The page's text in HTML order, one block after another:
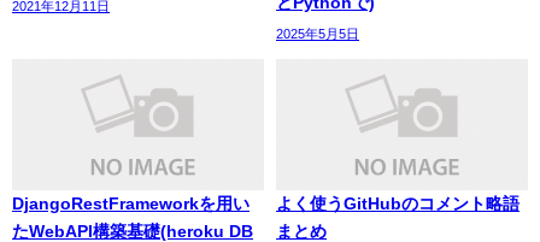
2021年12月11日
2025年5月5日
DjangoRestFrameworkを用い
たWebAPI構築基礎(heroku DB
よく使うGitHubのコメント略語
まとめ